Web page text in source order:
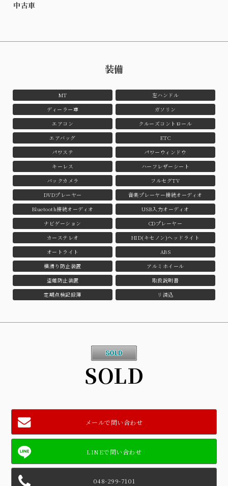
中古車
装備
MT
左ハンドル
ディーラー車
ガソリン
エアコン
クルーズコントロール
エアバッグ
ETC
パワステ
パワーウィンドウ
キーレス
ハーフレザーシート
バックカメラ
フルセグTV
DVDプレーヤー
音楽プレーヤー接続オーディオ
Bluetooth接続オーディオ
USB入力オーディオ
ナビゲーション
CDプレーヤー
カーステレオ
HID(キセノン)ヘッドライト
オートライト
ABS
横滑り防止装置
アルミホイール
盗難防止装置
取扱説明書
定期点検記録簿
リ済込
SOLD
メールで問い合わせ
048-299-7101